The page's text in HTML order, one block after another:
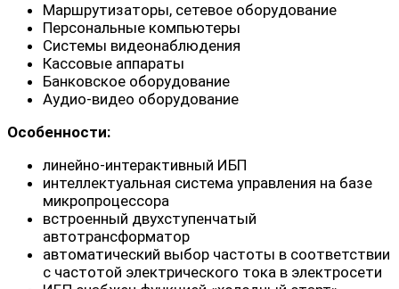
Маршрутизаторы, сетевое оборудование
Персональные компьютеры
Системы видеонаблюдения
Кассовые аппараты
Банковское оборудование
Аудио-видео оборудование
Особенности:
линейно-интерактивный ИБП
интеллектуальная система управления на базе
микропроцессора
встроенный двухступенчатый
автотрансформатор
автоматический выбор частоты в соответствии
с частотой электрического тока в электросети